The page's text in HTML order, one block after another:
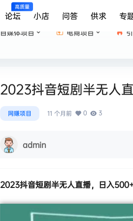
高质量
论坛 小店 问答 供求 专
自媒体项目 电商项目
2023抖音短剧半无人
网赚项目 11 个月前 0 3
admin
2023抖音短剧半无人直播，日入